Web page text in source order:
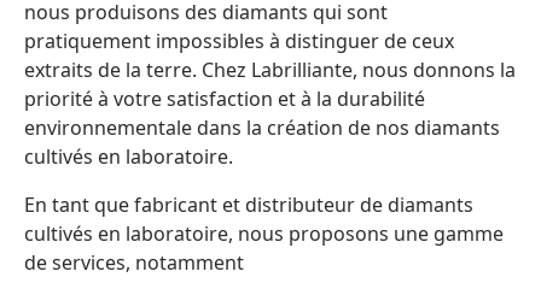
nous produisons des diamants qui sont
pratiquement impossibles à distinguer de ceux
extraits de la terre. Chez Labrilliante, nous donnons la
priorité à votre satisfaction et à la durabilité
environnementale dans la création de nos diamants
cultivés en laboratoire.
En tant que fabricant et distributeur de diamants
cultivés en laboratoire, nous proposons une gamme
de services, notamment